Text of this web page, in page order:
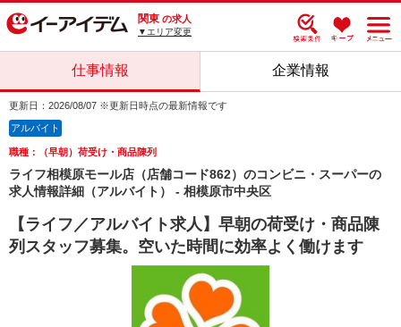
関東 の求人
▼エリア変更
仕事情報 企業情報
更新日：2026/08/07 ※更新日時点の最新情報です
アルバイト
職種：（早朝）荷受け・商品陳列
ライフ相模原モール店（店舗コード862）のコンビニ・スーパーの
求人情報詳細（アルバイト） - 相模原市中央区
【ライフ／アルバイト求人】早朝の荷受け・商品陳
列スタッフ募集。空いた時間に効率よく働けます